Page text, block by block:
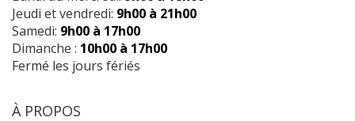
Jeudi et vendredi: 9h00 à 21h00
Samedi: 9h00 à 17h00
Dimanche : 10h00 à 17h00
Fermé les jours fériés
À PROPOS